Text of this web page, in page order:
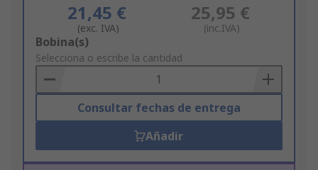
21,45 €
(exc. IVA)
25,95 €
(inc.IVA)
Add
to
Basket
Bobina(s)
Selecciona o escribe la cantidad
Consultar fechas de entrega
Añadir